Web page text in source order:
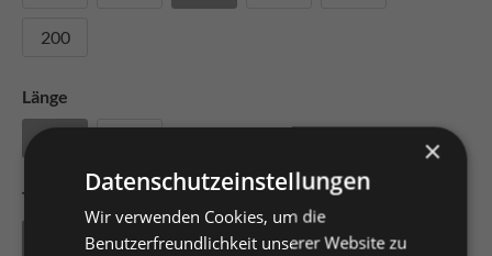
200
Länge
2000
Tragkraft pro Rolle
×
Datenschutzeinstellungen
Wir verwenden Cookies, um die
Benutzerfreundlichkeit unserer Website zu